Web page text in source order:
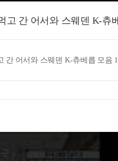
고 간 어서와 스웨덴 K-츄
간 어서와 스웨덴 K-츄베릅 모음